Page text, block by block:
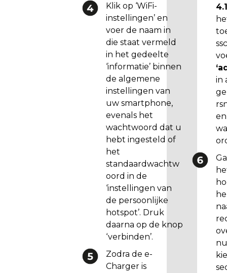
Klik op ‘WiFi-
instellingen’ en
voer de naam in
die staat vermeld
in het gedeelte
‘informatie’ binnen
de algemene
instellingen van
uw smartphone,
evenals het
wachtwoord dat u
hebt ingesteld of
het
standaardwachtw
oord in de
‘instellingen van
de persoonlijke
hotspot’. Druk
daarna op de knop
‘verbinden’.
Zodra de e-
Charger is
4.1
in
en